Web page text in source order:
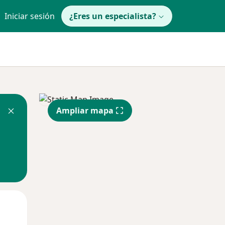
Iniciar sesión ¿Eres un especialista?
Ampliar mapa